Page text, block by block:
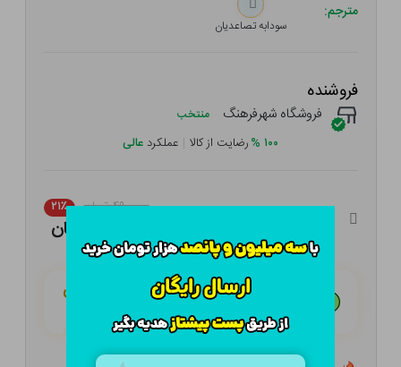
مترجم:
سودابه تصاعدیان
فروشنده
فروشگاه شهرفرهنگ منتخب
۱۰۰ %رضایت از کالا | عملکرد عالی
۴۹۰,۰۰۰ تومان ۲۱٪
هـر قسط با تــرب‌پــی:
۴ قسط مــاهـانـه؛ بـدون سـود، چـک و ضـامـن